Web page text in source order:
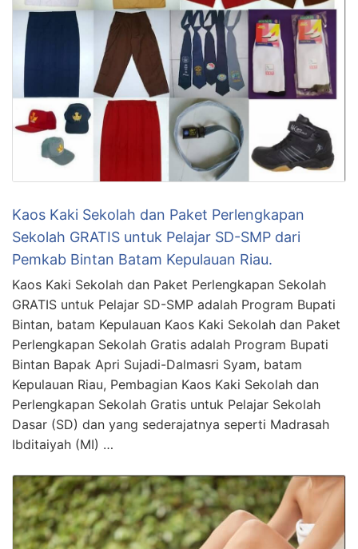
Kaos Kaki Sekolah dan Paket Perlengkapan
Sekolah GRATIS untuk Pelajar SD-SMP dari
Pemkab Bintan Batam Kepulauan Riau.
Kaos Kaki Sekolah dan Paket Perlengkapan Sekolah
GRATIS untuk Pelajar SD-SMP adalah Program Bupati
Bintan, batam Kepulauan Kaos Kaki Sekolah dan Paket
Perlengkapan Sekolah Gratis adalah Program Bupati
Bintan Bapak Apri Sujadi-Dalmasri Syam, batam
Kepulauan Riau, Pembagian Kaos Kaki Sekolah dan
Perlengkapan Sekolah Gratis untuk Pelajar Sekolah
Dasar (SD) dan yang sederajatnya seperti Madrasah
Ibditaiyah (MI) …